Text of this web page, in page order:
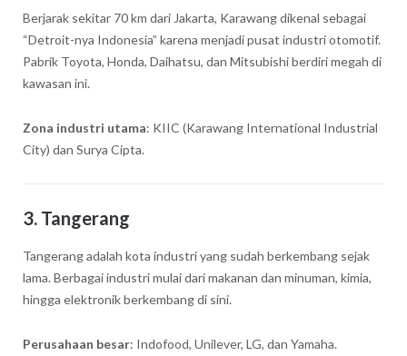
Berjarak sekitar 70 km dari Jakarta, Karawang dikenal sebagai
“Detroit-nya Indonesia” karena menjadi pusat industri otomotif.
Pabrik Toyota, Honda, Daihatsu, dan Mitsubishi berdiri megah di
kawasan ini.
Zona industri utama: KIIC (Karawang International Industrial
City) dan Surya Cipta.
3. Tangerang
Tangerang adalah kota industri yang sudah berkembang sejak
lama. Berbagai industri mulai dari makanan dan minuman, kimia,
hingga elektronik berkembang di sini.
Perusahaan besar: Indofood, Unilever, LG, dan Yamaha.